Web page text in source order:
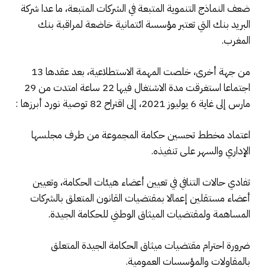
ضعف النماذج التنموية المتبعة في الشركات المتبعة، ما عدا شركة
البريد بنك التي تعتبر مؤسسة ائتمانية خاضعة لمراقبة بنك
المغرب.
من جهة أخرى، خلصت المهمة الاستطلاعية، بعد عقدها 13
اجتماعا استغرقت مدة الاشتغال فيها 22 ساعة امتدت من 29
مارس إلى غاية 6 يوليوز 2021، إلى اقتراح 82 توصية نورد أبرزها :
اعتماد مخطط تحسين حكامة المجموعة من طرف مجلسها
الإداري والسهر على تنفيذه.
تفادي حالات التنافي في تعيين أعضاء هيئات الحكامة، وتعيين
أعضاء مستقلين إعمالا بمقتضيات القانون المتعلق بالشركات
المساهمة ولمقتضيات الميثاق الوطني للحكامة الجيدة.
ضرورة احترام مقتضيات ميثاق الحكامة الجيدة المتعلق
بالمقاولات والمؤسسات العمومية.